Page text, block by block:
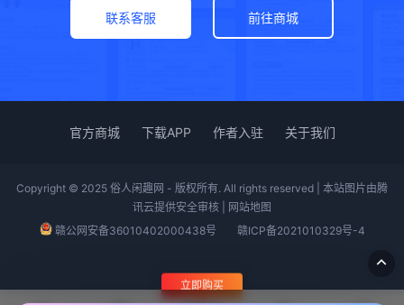
联系客服 前往商城
官方商城 下载APP 作者入驻 关于我们
Copyright © 2025 俗人闲趣网 - 版权所有. All rights reserved | 本站图片由腾
讯云提供安全审核 | 网站地图
赣公网安备36010402000438号
赣ICP备2021010329号-4
立即购买